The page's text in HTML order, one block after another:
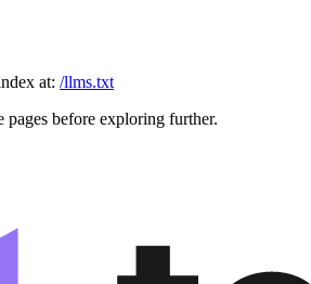
at: /llms.txt
before exploring further.